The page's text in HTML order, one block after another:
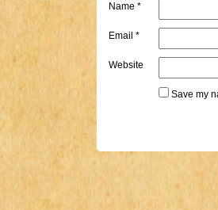
Name *
Email *
Website
Save my